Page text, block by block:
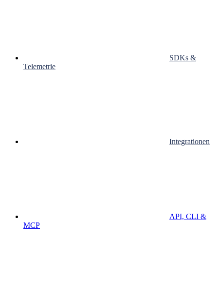
SDKs &
Telemetrie
Integrationen
API, CLI &
MCP